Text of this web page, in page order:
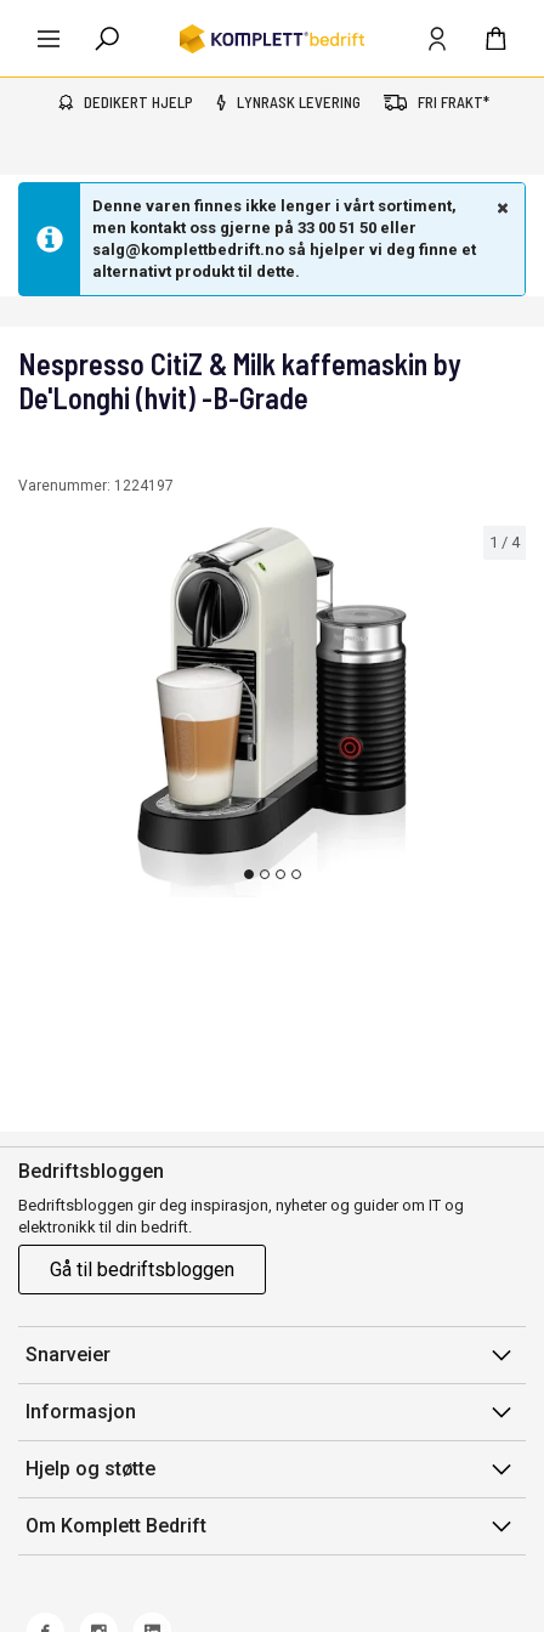
DEDIKERT HJELP LYNRASK LEVERING FRI FRAKT*
Denne varen finnes ikke lenger i vårt sortiment,
men kontakt oss gjerne på 33 00 51 50 eller
salg@komplettbedrift.no så hjelper vi deg finne et
alternativt produkt til dette.
1 / 4
Nespresso CitiZ & Milk kaffemaskin by
De'Longhi (hvit) -B-Grade
Varenummer: 1224197
Bedriftsbloggen
Bedriftsbloggen gir deg inspirasjon, nyheter og guider om IT og
elektronikk til din bedrift.
Gå til bedriftsbloggen
Snarveier
Min side
Ordreoversikt
Mine produkter
Informasjon
Salgsbetingelser
Avtalevilkår for Komplett Bedrift Pluss
Produsenter
Hjelp og støtte
Kontakt oss
Retur
Om Komplett Bedrift